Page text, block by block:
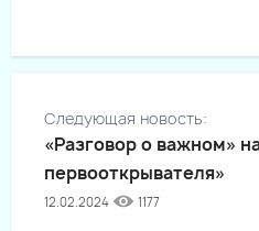
Следующая новость:
«Разговор о важном»
первооткрывателя»
12.02.2024 1177